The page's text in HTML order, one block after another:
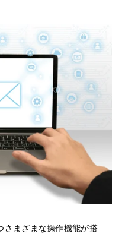
さまざまな操作機能が搭